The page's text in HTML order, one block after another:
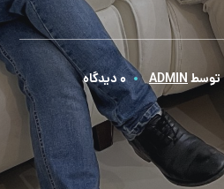
توسطADMIN 0 دیدگاه